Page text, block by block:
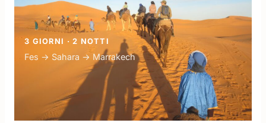
3 GIORNI · 2 NOTTI
Fes → Sahara → Marrakech